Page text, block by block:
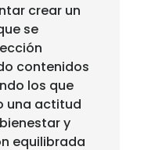
crear un
se
contenidos
los que
una actitud
y
equilibrada